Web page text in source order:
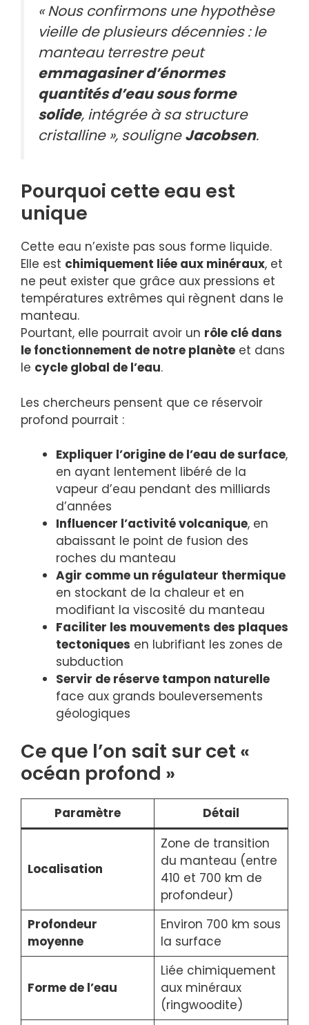
« Nous confirmons une hypothèse
vieille de plusieurs décennies : le
manteau terrestre peut
emmagasiner d’énormes
quantités d’eau sous forme
solide, intégrée à sa structure
cristalline », souligneJacobsen.
Pourquoi cette eau est
unique
Cette eau n’existe pas sous forme liquide.
Elle est chimiquement liée aux minéraux, et
ne peut exister que grâce aux pressions et
températures extrêmes qui règnent dans le
manteau.
Pourtant, elle pourrait avoir un rôle clé dans
le fonctionnement de notre planète et dans
le cycle global de l’eau.
Les chercheurs pensent que ce réservoir
profond pourrait :
Expliquer l’origine de l’eau de surface,
en ayant lentement libéré de la
vapeur d’eau pendant des milliards
d’années
Influencer l’activité volcanique, en
abaissant le point de fusion des
roches du manteau
Agir comme un régulateur thermique
en stockant de la chaleur et en
modifiant la viscosité du manteau
Faciliter les mouvements des plaques
tectoniques en lubrifiant les zones de
subduction
Servir de réserve tampon naturelle
face aux grands bouleversements
géologiques
Ce que l’on sait sur cet «
océan profond »
Paramètre Détail
Localisation
Zone de transition
du manteau (entre
410 et 700 km de
profondeur)
Profondeur
moyenne
Environ 700 km sous
la surface
Forme de l’eau
Liée chimiquement
aux minéraux
(ringwoodite)